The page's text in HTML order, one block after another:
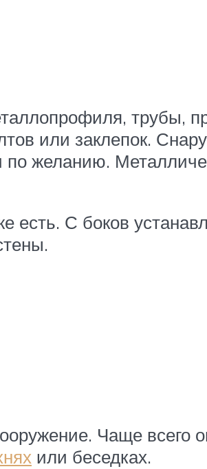
трубы,
или заклепок.
желанию.
есть. С боков
Чаще всего
или беседках.